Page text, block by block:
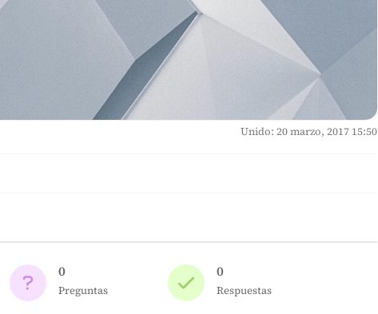
Unido: 20 marzo, 2017 15:50
0
Preguntas
0
Respuestas